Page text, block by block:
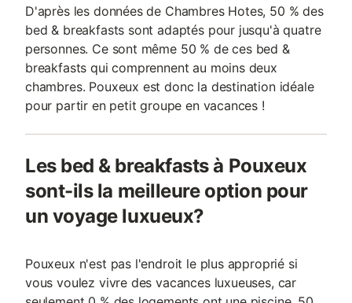
D'après les données de Chambres Hotes, 50 % des
bed & breakfasts sont adaptés pour jusqu'à quatre
personnes. Ce sont même 50 % de ces bed &
breakfasts qui comprennent au moins deux
chambres. Pouxeux est donc la destination idéale
pour partir en petit groupe en vacances !
Les bed & breakfasts à Pouxeux
sont-ils la meilleure option pour
un voyage luxueux?
Pouxeux n'est pas l'endroit le plus approprié si
vous voulez vivre des vacances luxueuses, car